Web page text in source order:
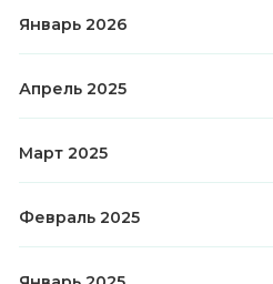
Январь 2026
Апрель 2025
Март 2025
Февраль 2025